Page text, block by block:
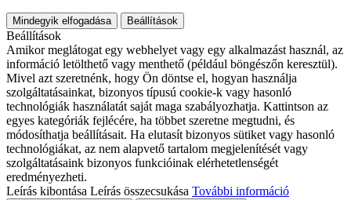
Mindegyik elfogadása Beállítások
Beállítások
Amikor meglátogat egy webhelyet vagy egy alkalmazást használ, az
információ letölthető vagy menthető (például böngészőn keresztül).
Mivel azt szeretnénk, hogy Ön döntse el, hogyan használja
szolgáltatásainkat, bizonyos típusú cookie-k vagy hasonló
technológiák használatát saját maga szabályozhatja. Kattintson az
egyes kategóriák fejlécére, ha többet szeretne megtudni, és
módosíthatja beállításait. Ha elutasít bizonyos sütiket vagy hasonló
technológiákat, az nem alapvető tartalom megjelenítését vagy
szolgáltatásaink bizonyos funkcióinak elérhetetlenségét
eredményezheti.
Leírás kibontása Leírás összecsukása További információ